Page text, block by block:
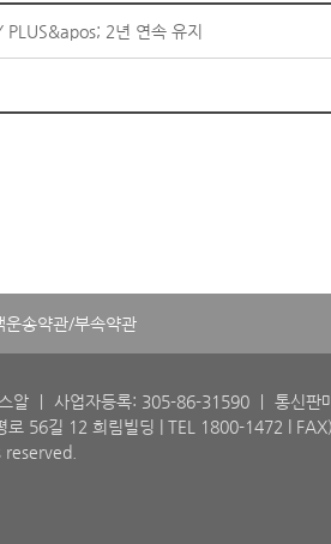
PLUS&apos; 2년 연속 유지
운송약관/부속약관
알 ㅣ 사업자등록: 305-86-31590
ㅣ 통신
56길 12 희림빌딩 | TEL 1800-1472 l